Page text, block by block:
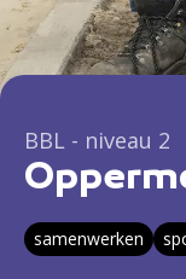
BBL - niveau 2
samenwerken